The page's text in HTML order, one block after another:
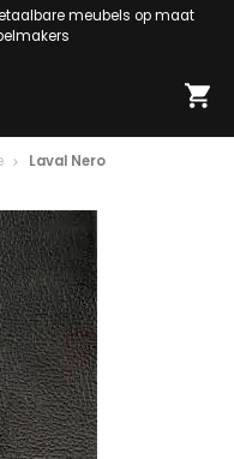
meubels op maat
Laval Nero